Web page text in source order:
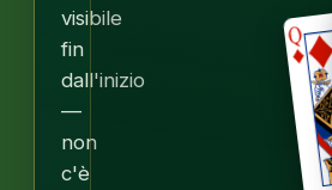
visibile
fin
dall'inizio
—
non
c'è